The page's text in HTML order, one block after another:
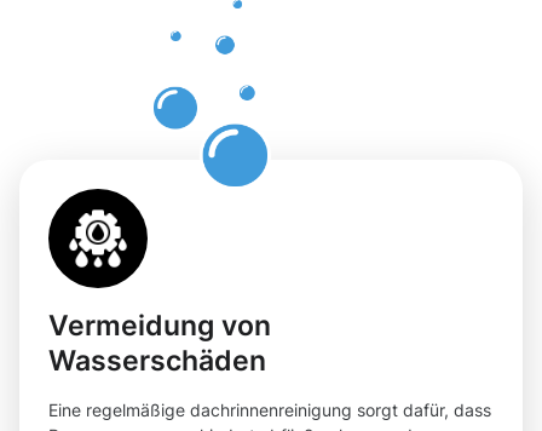
Vermeidung von
Wasserschäden
Eine regelmäßige dachrinnenreinigung sorgt dafür, dass